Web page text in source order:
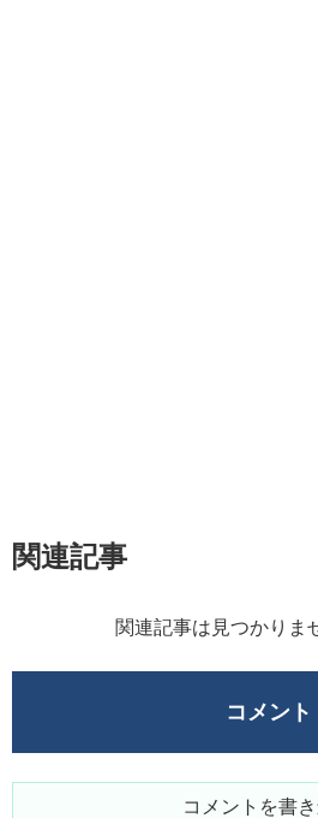
関連記事
関連記事は見つかりま
コメント
コメントを書